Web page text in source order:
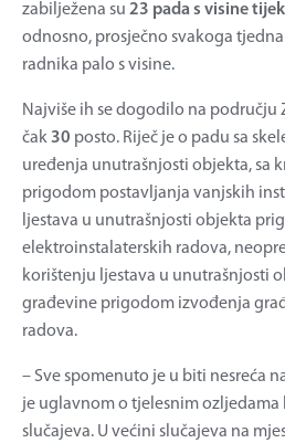
zabilježena su 23 pada s visine
odnosno, prosječno svakoga
radnika palo s visine.
Najviše ih se dogodilo na području
čak 30 posto. Riječ je o padu sa
uređenja unutrašnjosti objekta, sa
prigodom postavljanja vanjskih
ljestava u unutrašnjosti objekta
elektroinstalaterskih radova,
korištenju ljestava u unutrašnjosti
građevine prigodom izvođenja
radova.
– Sve spomenuto je u biti nesreća
je uglavnom o tjelesnim ozljedama
slučajeva. U većini slučajeva na